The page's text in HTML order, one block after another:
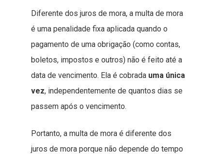
Diferente dos juros de mora, a multa de mora
é uma penalidade fixa aplicada quando o
pagamento de uma obrigação (como contas,
boletos, impostos e outros) não é feito até a
data de vencimento. Ela é cobrada uma única
vez, independentemente de quantos dias se
passem após o vencimento.
Portanto, a multa de mora é diferente dos
juros de mora porque não depende do tempo